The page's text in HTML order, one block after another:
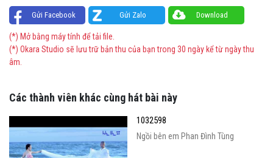
Gửi Facebook Gửi Zalo Download
(*) Mở bằng máy tính để tải file.
(*) Okara Studio sẽ lưu trữ bản thu của bạn trong 30 ngày kể từ ngày thu
âm.
Các thành viên khác cùng hát bài này
1032598
Ngồi bên em Phan Đình Tùng